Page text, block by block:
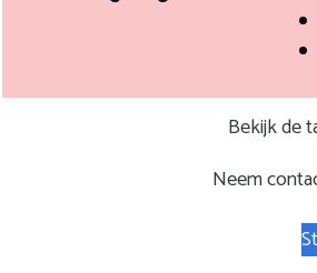
Bekijk de
Neem